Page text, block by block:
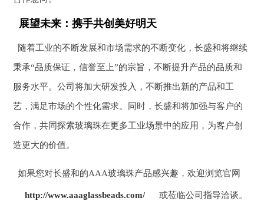
展望未来：携手共创美好明天
随着工业的不断发展和市场需求的不断变化，长盛和将继续
秉承“品质保证，信誉至上”的宗旨，不断提升产品的品质和
服务水平。公司将加大研发投入，不断推出新的产品和工
艺，满足市场的个性化需求。同时，长盛和将加强与客户的
合作，共同探索玻璃珠在更多工业场景中的应用，为客户创
造更大的价值。
如果您对长盛和的AAA玻璃珠产品感兴趣，欢迎浏览官网
http://www.aaaglassbeads.com/ 或莅临公司指导洽谈。